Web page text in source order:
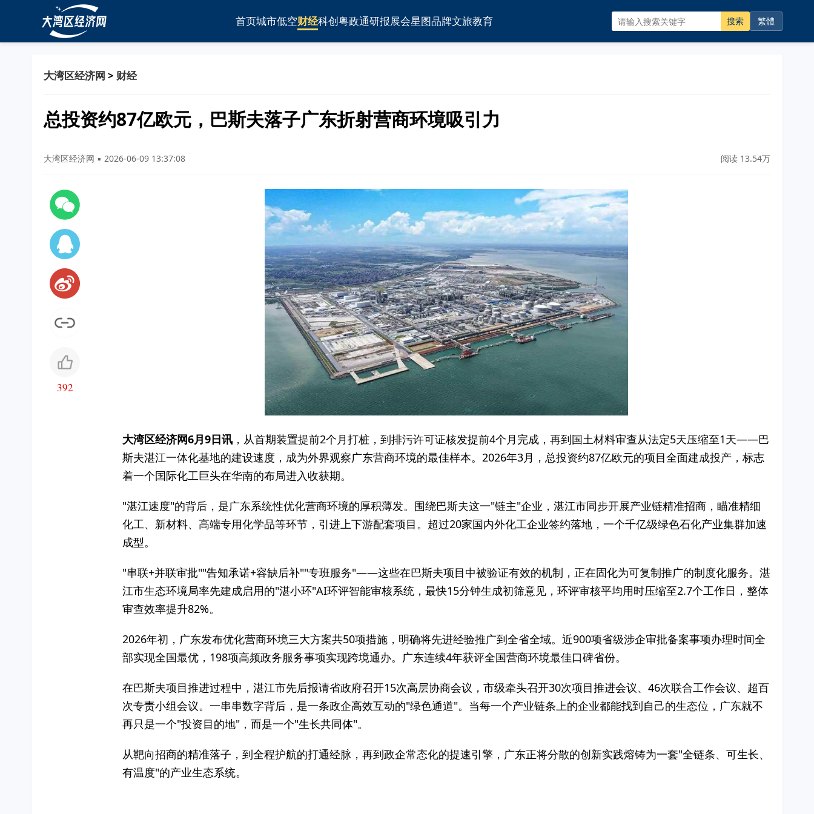
首页城市低空财经科创粤政通研报展会星图品牌文旅教育 搜索 繁體
大湾区经济网 > 财经
总投资约87亿欧元，巴斯夫落子广东折射营商环境吸引力
大湾区经济网 ▪ 2026-06-09 13:37:08 阅读 13.54万
392
大湾区经济网6月9日讯 ，从首期装置提前2个月打桩，到排污许可证核发提前4个月完成，再到国土材料审查从法定5天压缩至1天——巴
斯夫湛江一体化基地的建设速度，成为外界观察广东营商环境的最佳样本。2026年3月，总投资约87亿欧元的项目全面建成投产，标志
着一个国际化工巨头在华南的布局进入收获期。
"湛江速度"的背后，是广东系统性优化营商环境的厚积薄发。围绕巴斯夫这一"链主"企业，湛江市同步开展产业链精准招商，瞄准精细
化工、新材料、高端专用化学品等环节，引进上下游配套项目。超过20家国内外化工企业签约落地，一个千亿级绿色石化产业集群加速
成型。
"串联+并联审批""告知承诺+容缺后补""专班服务"——这些在巴斯夫项目中被验证有效的机制，正在固化为可复制推广的制度化服务。湛
江市生态环境局率先建成启用的"湛小环"AI环评智能审核系统，最快15分钟生成初筛意见，环评审核平均用时压缩至2.7个工作日，整体
审查效率提升82%。
2026年初，广东发布优化营商环境三大方案共50项措施，明确将先进经验推广到全省全域。近900项省级涉企审批备案事项办理时间全
部实现全国最优，198项高频政务服务事项实现跨境通办。广东连续4年获评全国营商环境最佳口碑省份。
在巴斯夫项目推进过程中，湛江市先后报请省政府召开15次高层协商会议，市级牵头召开30次项目推进会议、46次联合工作会议、超百
次专责小组会议。一串串数字背后，是一条政企高效互动的"绿色通道"。当每一个产业链条上的企业都能找到自己的生态位，广东就不
再只是一个"投资目的地"，而是一个"生长共同体"。
从靶向招商的精准落子，到全程护航的打通经脉，再到政企常态化的提速引擎，广东正将分散的创新实践熔铸为一套"全链条、可生长、
有温度"的产业生态系统。